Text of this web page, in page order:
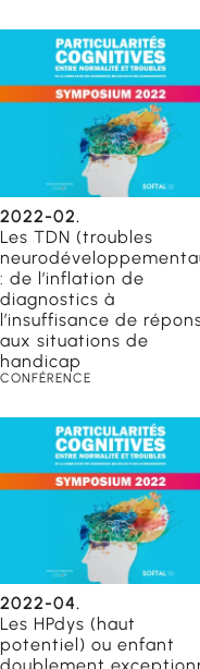
2022-02.
Les TDN (troubles
: de l’inflation de
diagnostics à
l’insuffisance de
aux situations de
handicap
CONFÉRENCE
2022-04.
Les HPdys (haut
potentiel) ou enfant